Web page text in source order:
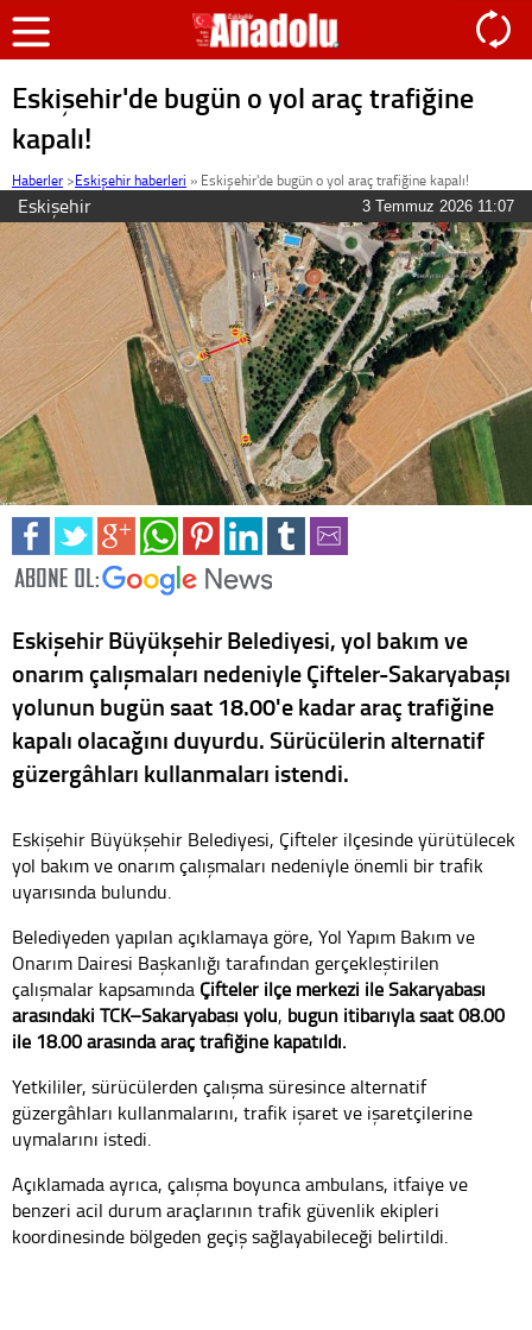
Eskişehir'de bugün o yol araç trafiğine
kapalı!
Haberler >Eskişehir haberleri » Eskişehir'de bugün o yol araç trafiğine kapalı!
Eskişehir 3 Temmuz 2026 11:07
Eskişehir Büyükşehir Belediyesi, yol bakım ve
onarım çalışmaları nedeniyle Çifteler-Sakaryabaşı
yolunun bugün saat 18.00'e kadar araç trafiğine
kapalı olacağını duyurdu. Sürücülerin alternatif
güzergâhları kullanmaları istendi.
Eskişehir Büyükşehir Belediyesi, Çifteler ilçesinde yürütülecek
yol bakım ve onarım çalışmaları nedeniyle önemli bir trafik
uyarısında bulundu.
Belediyeden yapılan açıklamaya göre, Yol Yapım Bakım ve
Onarım Dairesi Başkanlığı tarafından gerçekleştirilen
çalışmalar kapsamında Çifteler ilçe merkezi ile Sakaryabaşı
arasındaki TCK–Sakaryabaşı yolu, bugün itibarıyla saat 08.00
ile 18.00 arasında araç trafiğine kapatıldı.
Yetkililer, sürücülerden çalışma süresince alternatif
güzergâhları kullanmalarını, trafik işaret ve işaretçilerine
uymalarını istedi.
Açıklamada ayrıca, çalışma boyunca ambulans, itfaiye ve
benzeri acil durum araçlarının trafik güvenlik ekipleri
koordinesinde bölgeden geçiş sağlayabileceği belirtildi.